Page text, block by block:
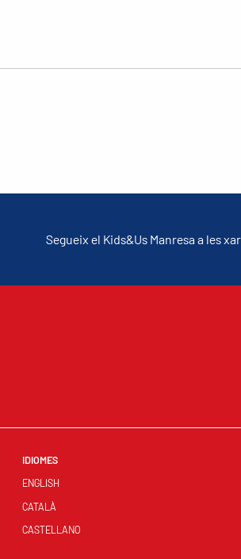
Segueix el Kids&Us Manresa a les
IDIOMES
ENGLISH
CATALÀ
CASTELLANO